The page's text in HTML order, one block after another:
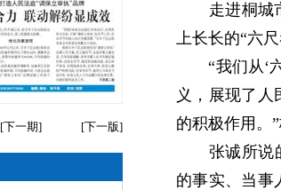
[下一期] [下一版]
走进桐城市
上长长的“六
“我们从‘六
义，展现了
的积极作用。
张诚所说的
的事实、当事